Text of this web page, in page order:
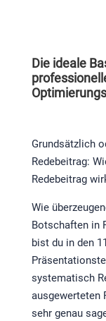
Die ideale
Grundsätzlich
Redebeitrag:
Redebeitrag
Wie
Botschaften in
bist du in den
systematisch
ausgewerteten
sehr genau